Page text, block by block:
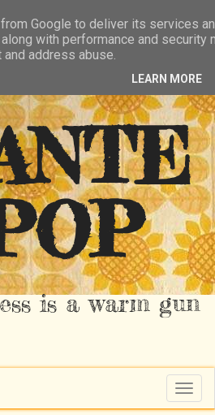
is a warm gun
T
o
g
Google to deliver its services
with performance and
address abuse.
LEARN MORE